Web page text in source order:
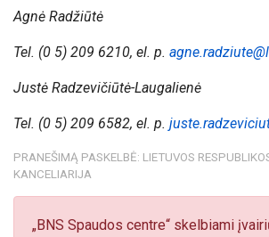
Agnė Radžiūtė
Tel. (0 5) 209 6210, el. p.
Justė Radzevičiūtė-Laugalienė
Tel. (0 5) 209 6582, el. p.
PRANEŠIMĄ PASKELBĖ: LIETUVOS
KANCELIARIJA
„BNS Spaudos centre“ skelbiami